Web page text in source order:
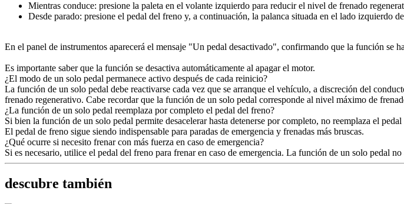
Mientras conduce: presione la paleta en el volante izquierdo para reducir el nivel de frenado
Desde parado: presione el pedal del freno y, a continuación, la palanca situada en el lado izquierdo
En el panel de instrumentos aparecerá el mensaje "Un pedal desactivado", confirmando que la función se
Es importante saber que la función se desactiva automáticamente al apagar el motor.
¿El modo de un solo pedal permanece activo después de cada reinicio?
La función de un solo pedal debe reactivarse cada vez que se arranque el vehículo, a discreción del
frenado regenerativo. Cabe recordar que la función de un solo pedal corresponde al nivel máximo de
¿La función de un solo pedal reemplaza por completo el pedal del freno?
Si bien la función de un solo pedal permite desacelerar hasta detenerse por completo, no reemplaza el
El pedal de freno sigue siendo indispensable para paradas de emergencia y frenadas más bruscas.
¿Qué ocurre si necesito frenar con más fuerza en caso de emergencia?
Si es necesario, utilice el pedal del freno para frenar en caso de emergencia. La función de un solo pedal
descubre también